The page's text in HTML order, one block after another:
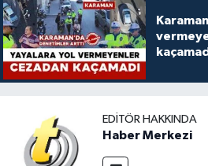
EDITÖR HAKKINDA
Haber Merkezi